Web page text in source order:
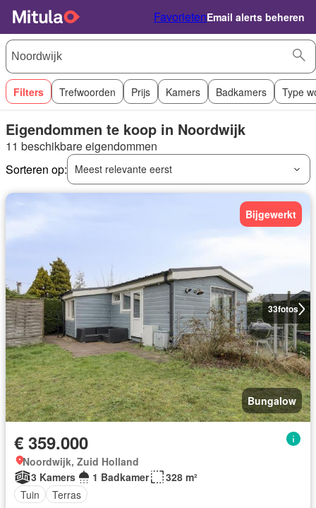
FavorietenEmail alerts beheren
Filters Trefwoorden Prijs Kamers Badkamers Type
Eigendommen te koop in Noordwijk
11 beschikbare eigendommen
Sorteren op:
Meest relevante eerst
33fotos
Bijgewerkt
Bungalow
€ 359.000
Noordwijk, Zuid Holland
3 Kamers
1 Badkamer
328 m²
Tuin
Terras